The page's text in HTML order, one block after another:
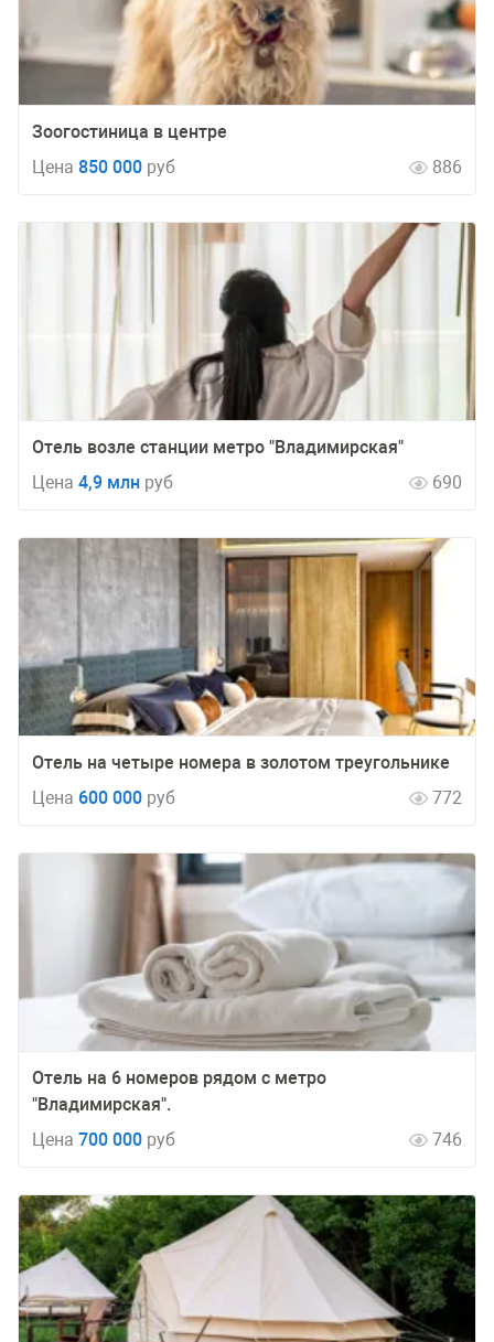
Зоогостиница в центре
Цена 850 000 руб 886
Отель возле станции метро "Владимирская"
Цена 4,9 млн руб 690
Отель на четыре номера в золотом треугольнике
Цена 600 000 руб 772
Отель на 6 номеров рядом с метро
"Владимирская".
Цена 700 000 руб 746